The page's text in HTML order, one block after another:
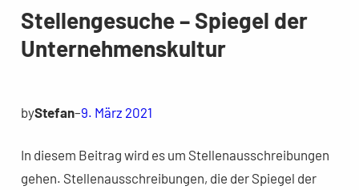
Stellengesuche – Spiegel der
Unternehmenskultur
byStefan–9. März 2021
In diesem Beitrag wird es um Stellenausschreibungen
gehen. Stellenausschreibungen, die der Spiegel der